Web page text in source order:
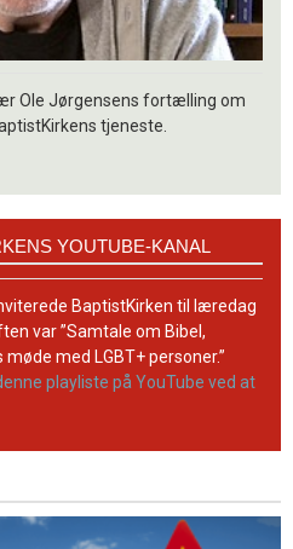
Ole Jørgensens fortælling om
tjeneste.
YOUTUBE-KANAL
BaptistKirken til læredag
var ”Samtale om Bibel,
med LGBT+ personer.”
playliste på YouTube ved at